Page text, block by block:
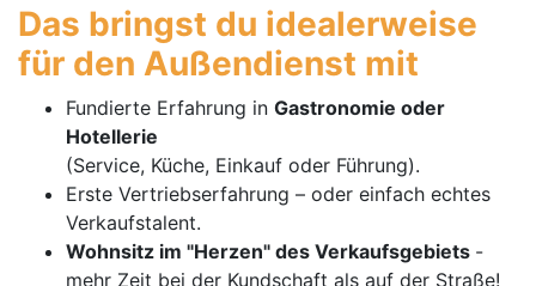
Das bringst du idealerweise
für den Außendienst mit
Fundierte Erfahrung in Gastronomie oder
Hotellerie
(Service, Küche, Einkauf oder Führung).
Erste Vertriebserfahrung – oder einfach echtes
Verkaufstalent.
Wohnsitz im "Herzen" des Verkaufsgebiets -
mehr Zeit bei der Kundschaft als auf der Straße!